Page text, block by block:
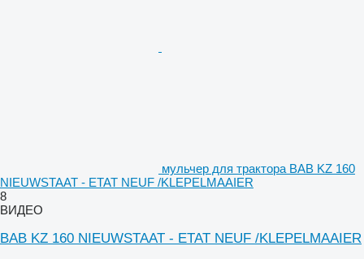
мульчер для трактора BAB KZ 160
NIEUWSTAAT - ETAT NEUF /KLEPELMAAIER
8
ВИДЕО
BAB KZ 160 NIEUWSTAAT - ETAT NEUF /KLEPELMAAIER